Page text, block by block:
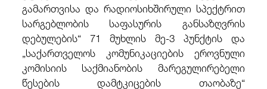
გამართვისა და რადიოსიხშირული სპექტრით
სარგებლობის საფასურის განსაზღვრის
დებულების“ 71 მუხლის მე-3 პუნქტის და
„საქართველოს კომუნიკაციების ეროვნული
კომისიის საქმიანობის მარეგულირებელი
წესების დამტკიცების თაობაზე“